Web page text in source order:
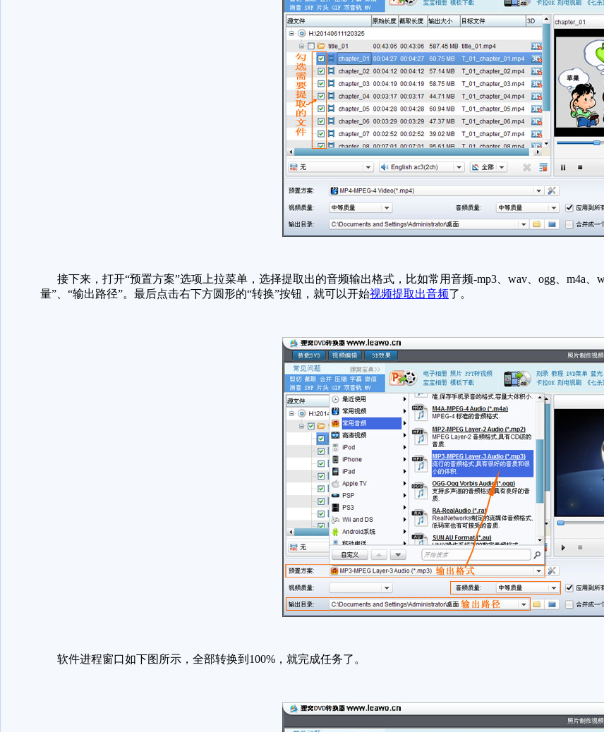
接下来，打开“预置方案”选项上拉菜单，选择提取出的音频输出格式，比如常用音频-mp3、wav、ogg、m4a、
量”、“输出路径”。最后点击右下方圆形的“转换”按钮，就可以开始视频提取出音频了。
软件进程窗口如下图所示，全部转换到100%，就完成任务了。